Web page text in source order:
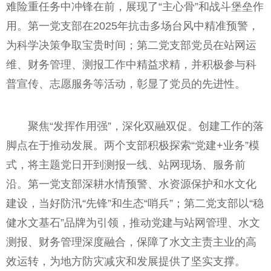
难险重任务中冲锋在前，展现了“主心骨”和战斗堡垒作
用。第一党支部在2025年抗击多场台风中精准预警，
为科学决策争取宝贵时间；第二党支部党员在站网运
维、财务管理、测报工作中精益求精，并积极参与科
普宣传、志愿服务等活动，彰显了党员的先进性。
聚焦“发挥作用强”，深化双融双促。创建工作的落
脚点在于推动发展。两个支部积极探索“党建+业务”模
式，将主题党日开到测报一线、站网现场、服务前
沿。第一党支部深耕水情预警、水资源保护和水文化
建设，当好防汛“先锋”和生态“哨兵”；第二党支部以“稳
健水文基石”品牌为引领，推动党建与站网管理、水文
测报、财务管理深度融合，保障了水文主责主业的高
效运转，为地方防灾减灾和发展提供了坚实支撑。